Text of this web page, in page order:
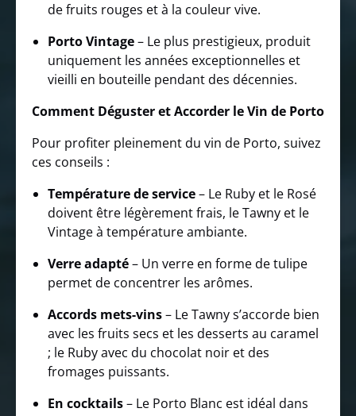
de fruits rouges et à la couleur vive.
Porto Vintage– Le plus prestigieux, produit
uniquement les années exceptionnelles et
vieilli en bouteille pendant des décennies.
Comment Déguster et Accorder le Vin de Porto
Pour profiter pleinement du vin de Porto, suivez
ces conseils :
Température de service– Le Ruby et le Rosé
doivent être légèrement frais, le Tawny et le
Vintage à température ambiante.
Verre adapté– Un verre en forme de tulipe
permet de concentrer les arômes.
Accords mets-vins– Le Tawny s’accorde bien
avec les fruits secs et les desserts au caramel
; le Ruby avec du chocolat noir et des
fromages puissants.
En cocktails– Le Porto Blanc est idéal dans